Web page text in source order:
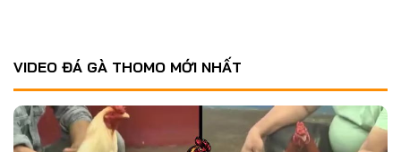
VIDEO ĐÁ GÀ THOMO MỚI NHẤT